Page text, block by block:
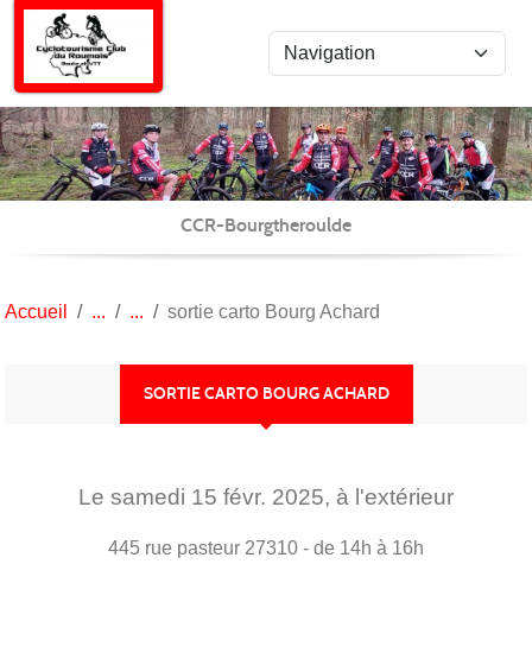
CCR-Bourgtheroulde
Accueil sortie carto Bourg Achard
SORTIE CARTO BOURG ACHARD
Le samedi 15 févr. 2025, à l'extérieur
445 rue pasteur 27310 - de 14h à 16h
Panneau de gestion des cookies